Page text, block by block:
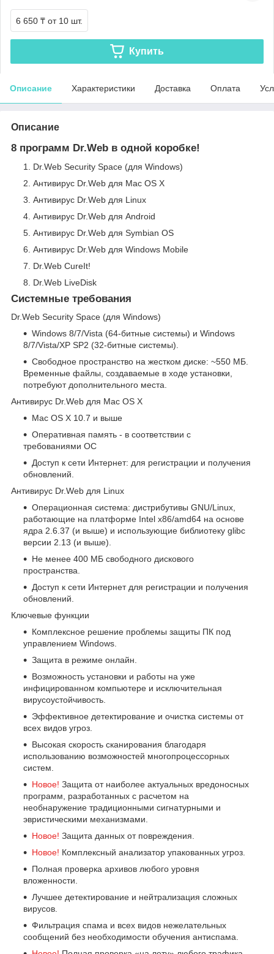
6 650 ₸ от 10 шт.
Купить
Описание Характеристики Доставка Оплата
Описание
8 программ Dr.Web в одной коробке!
Dr.Web Security Space (для Windows)
Антивирус Dr.Web для Mac OS X
Антивирус Dr.Web для Linux
Антивирус Dr.Web для Android
Антивирус Dr.Web для Symbian OS
Антивирус Dr.Web для Windows Mobile
Dr.Web CureIt!
Dr.Web LiveDisk
Системные требования
Dr.Web Security Space (для Windows)
Windows 8/7/Vista (64-битные системы) и Windows
8/7/Vista/XP SP2 (32-битные системы).
Свободное пространство на жестком диске: ~550 МБ.
Временные файлы, создаваемые в ходе установки,
потребуют дополнительного места.
Антивирус Dr.Web для Mac ОS X
Mac ОS X 10.7 и выше
Оперативная память - в соответствии с
требованиями ОС
Доступ к сети Интернет: для регистрации и получения
обновлений.
Антивирус Dr.Web для Linux
Операционная система: дистрибутивы GNU/Linux,
работающие на платформе Intel x86/amd64 на основе
ядра 2.6.37 (и выше) и использующие библиотеку glibc
версии 2.13 (и выше).
Не менее 400 МБ свободного дискового
пространства.
Доступ к сети Интернет для регистрации и получения
обновлений.
Ключевые функции
Комплексное решение проблемы защиты ПК под
управлением Windows.
Защита в режиме онлайн.
Возможность установки и работы на уже
инфицированном компьютере и исключительная
вирусоустойчивость.
Эффективное детектирование и очистка системы от
всех видов угроз.
Высокая скорость сканирования благодаря
использованию возможностей многопроцессорных
систем.
Новое! Защита от наиболее актуальных вредоносных
программ, разработанных с расчетом на
необнаружение традиционными сигнатурными и
эвристическими механизмами.
Новое! Защита данных от повреждения.
Новое! Комплексный анализатор упакованных угроз.
Полная проверка архивов любого уровня
вложенности.
Лучшее детектирование и нейтрализация сложных
вирусов.
Фильтрация спама и всех видов нежелательных
сообщений без необходимости обучения антиспама.